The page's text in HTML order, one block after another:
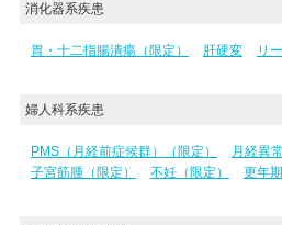
消化器系疾患
胃・十二指腸潰瘍（限定） 肝硬変 リ
婦人科系疾患
PMS（月経前症候群）（限定） 月経異
子宮筋腫（限定）
不妊（限定） 更年